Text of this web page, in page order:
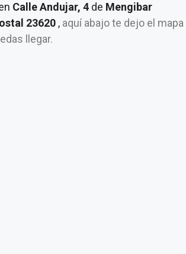
Calle Andujar, 4 de Mengibar
23620 , aquí abajo te dejo el mapa
llegar.